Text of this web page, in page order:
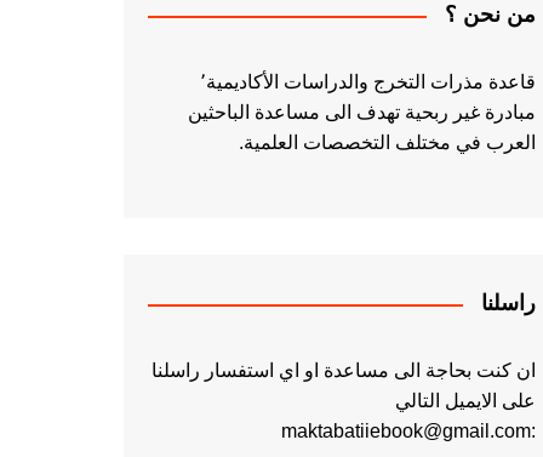
من نحن ؟
قاعدة مذرات التخرج والدراسات الأكاديمية٬
مبادرة غير ربحية تهدف الى مساعدة الباحثين
العرب في مختلف التخصصات العلمية.
راسلنا
ان كنت بحاجة الى مساعدة او اي استفسار راسلنا
على الايميل التالي
:maktabatiiebook@gmail.com